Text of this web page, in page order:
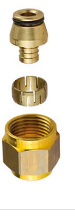
Fonta
3/4"
39
Nettlager
Klikk & Hent